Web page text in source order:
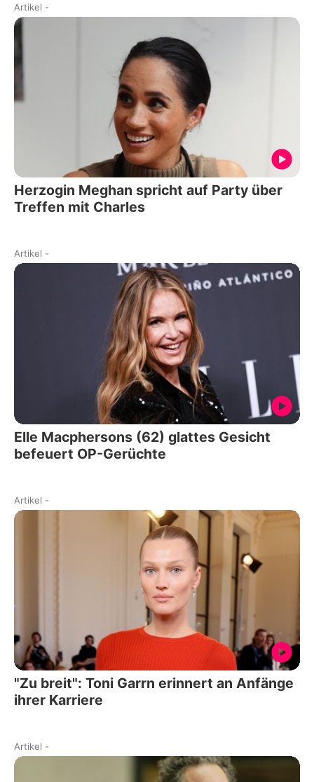
Artikel -
Herzogin Meghan spricht auf Party über
Treffen mit Charles
Artikel -
Elle Macphersons (62) glattes Gesicht
befeuert OP-Gerüchte
Artikel -
"Zu breit": Toni Garrn erinnert an Anfänge
ihrer Karriere
Artikel -